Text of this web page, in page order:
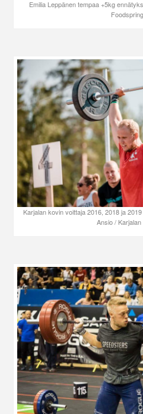
Emilia Leppänen tempaa +5kg
Foodspring.
Karjalan kovin voittaja 2016, 2018 ja
Ansio /